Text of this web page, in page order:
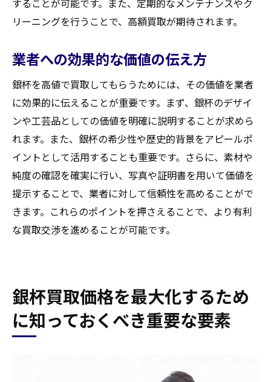
することが可能です。また、定期的なメンテナンスやク
リーニングを行うことで、高額買取が期待されます。
業者への効果的な価値の伝え方
銀杯を高値で買取してもらうためには、その価値を業者
に効果的に伝えることが重要です。まず、銀杯のデザイ
ンや工芸品としての価値を明確に説明することが求めら
れます。また、銀杯の希少性や歴史的背景をアピールポ
イントとして活用することも重要です。さらに、素材や
純度の確認を確実に行い、写真や証明書を用いて価値を
提示することで、業者に対して信頼性を高めることがで
きます。これらのポイントを押さえることで、より有利
な買取交渉を進めることが可能です。
銀杯買取価格を最大化するため
に知っておくべき重要な要素